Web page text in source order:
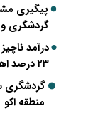
پیگیری
گردشگری
۲۳ درصد اهداف برنامه ششم
گردشگری
منطقه اکو